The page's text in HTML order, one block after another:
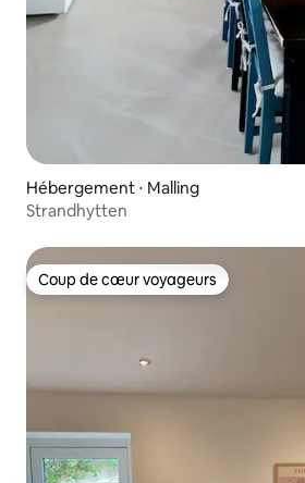
Hébergement ⋅ Malling
Strandhytten
Coup de cœur voyageurs
Coup de cœur voyageurs